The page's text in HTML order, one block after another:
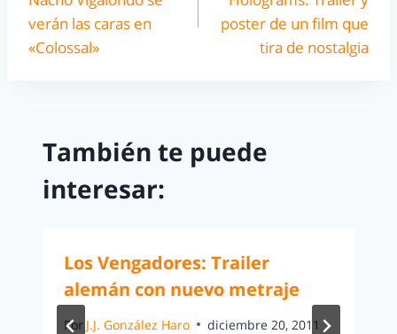
verán las caras en
«Colossal»
poster de un film que
tira de nostalgia
También te puede
interesar:
Los Vengadores: Trailer
alemán con nuevo metraje
Por J.J. González Haro diciembre 20, 2011